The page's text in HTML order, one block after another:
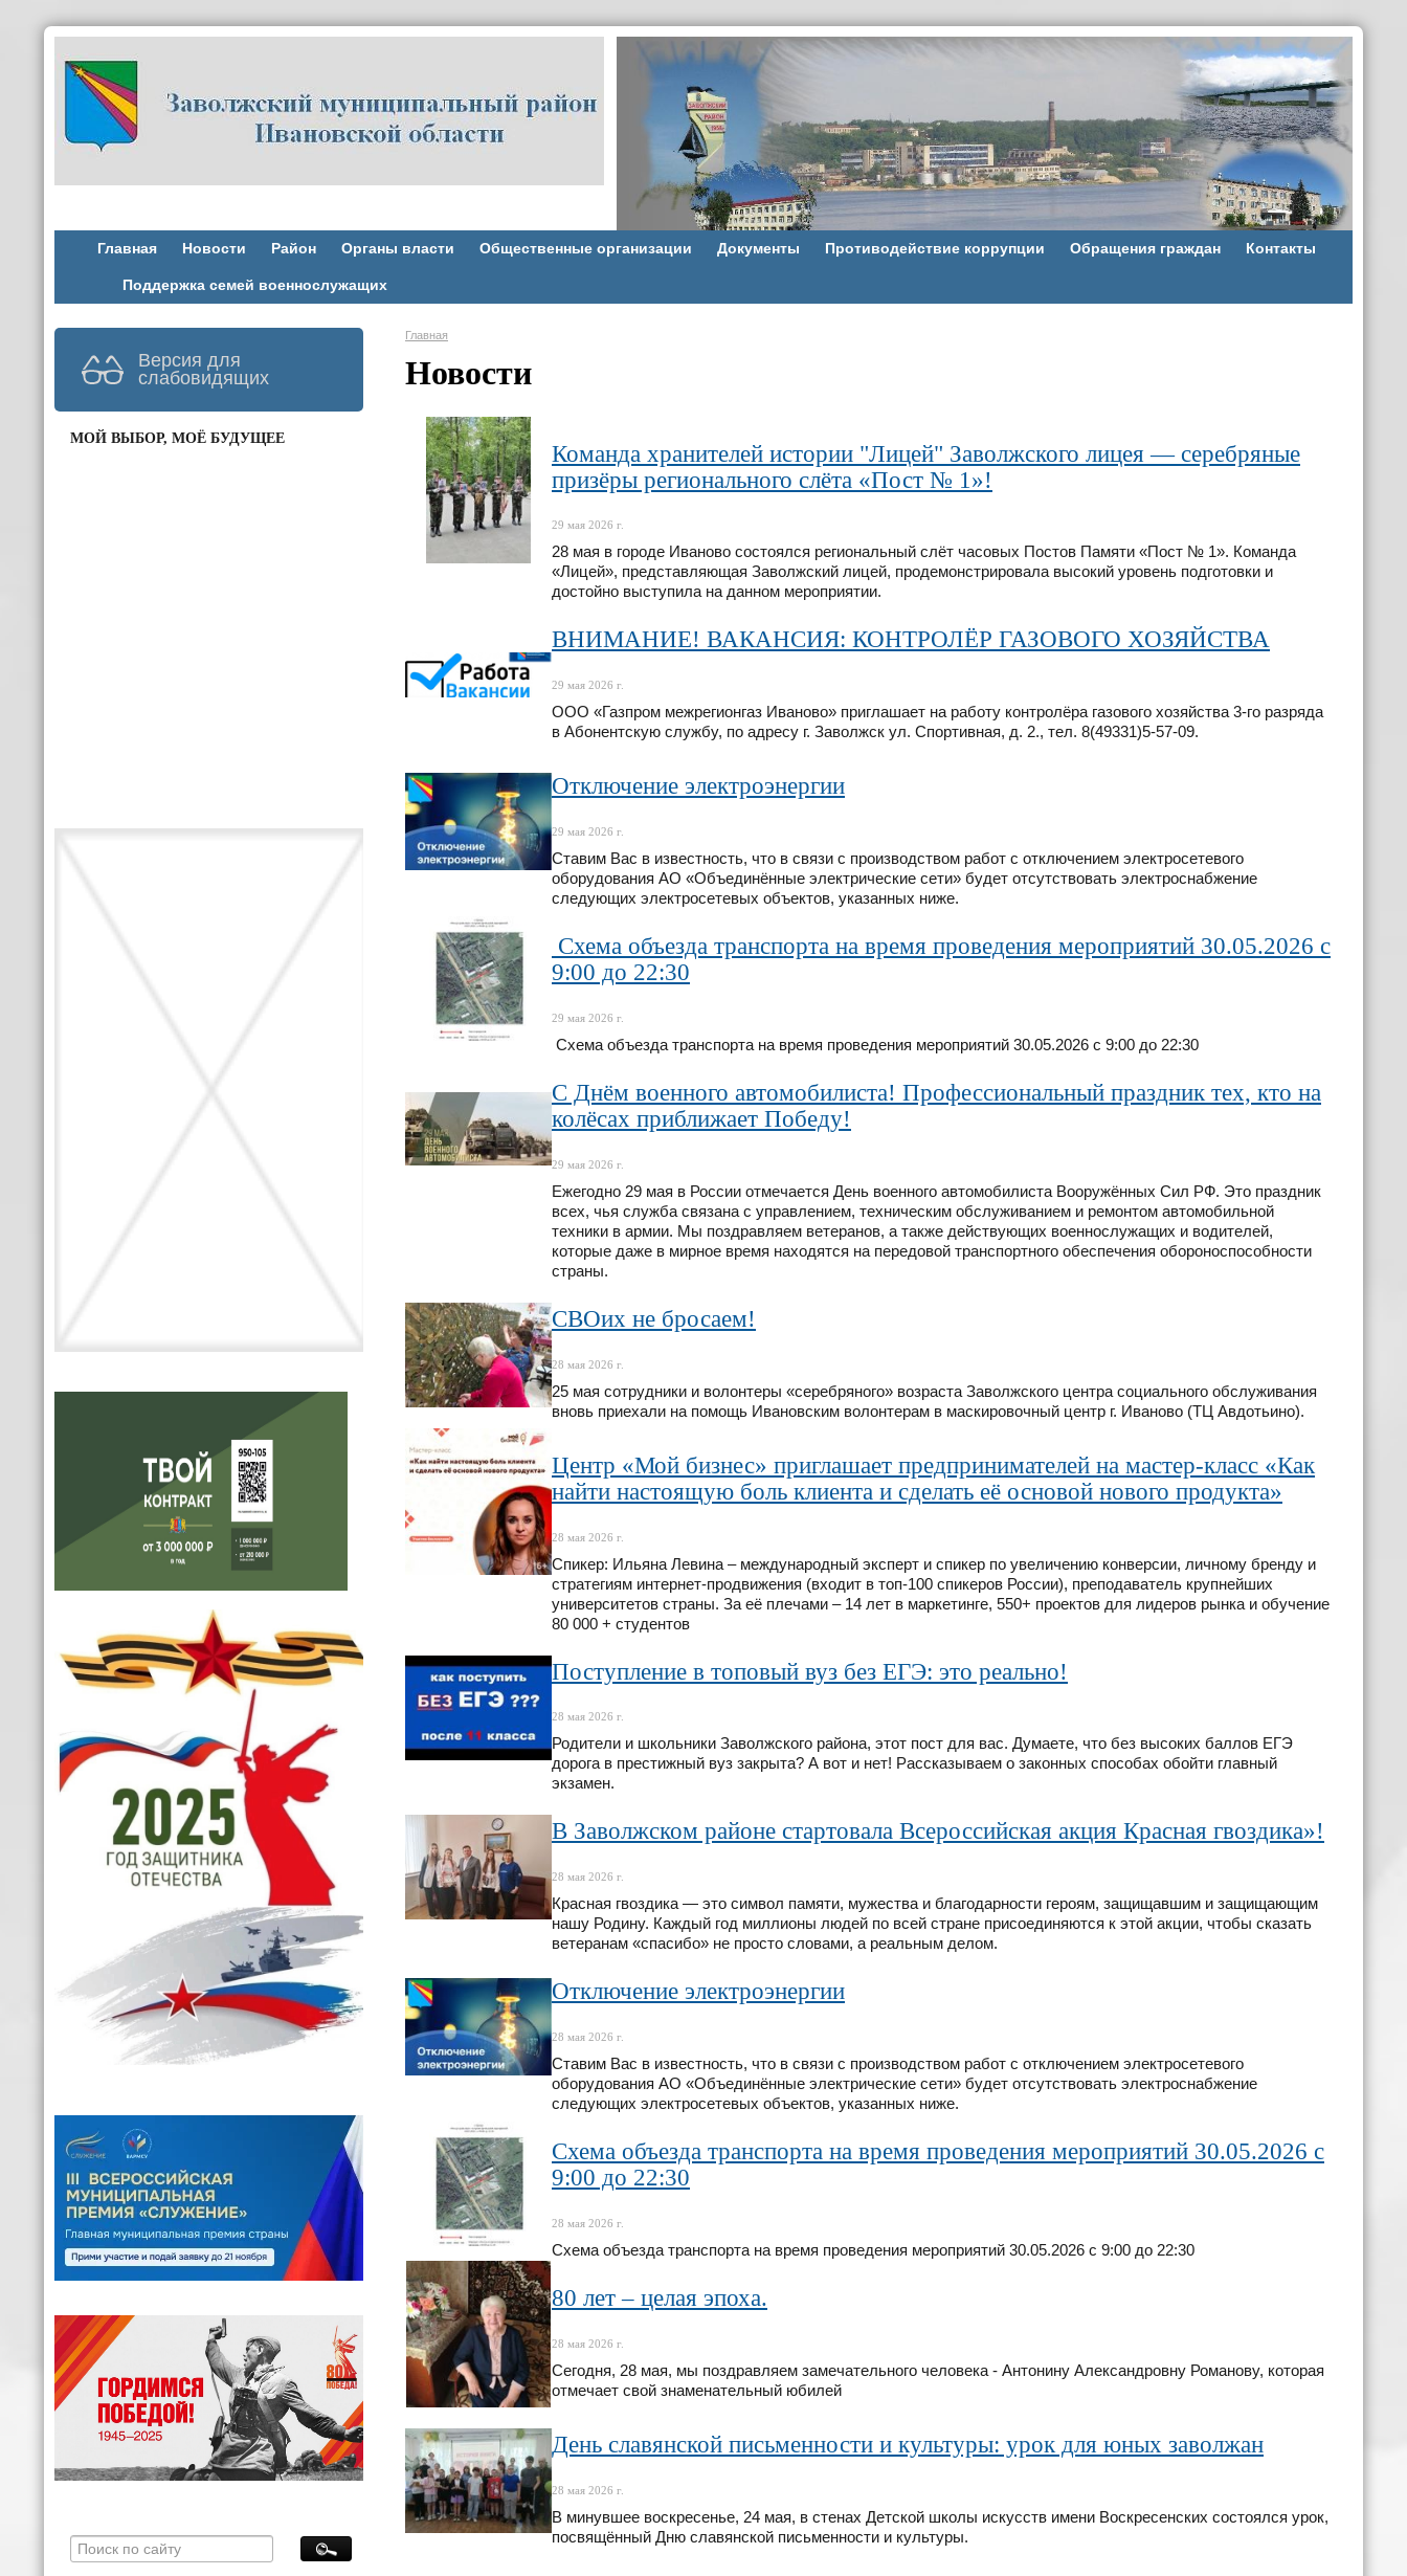
Главная Новости Район Органы власти Общественные организации Документы Противодействие коррупции Обращения граждан Контакты
Поддержка семей военнослужащих
Версия для
слабовидящих
МОЙ ВЫБОР, МОЁ БУДУЩЕЕ
Главная
Новости
Команда хранителей истории "Лицей" Заволжского лицея — серебряные
призёры регионального слёта «Пост № 1»!
29 мая 2026 г.
28 мая в городе Иваново состоялся региональный слёт часовых Постов Памяти «Пост № 1». Команда
«Лицей», представляющая Заволжский лицей, продемонстрировала высокий уровень подготовки и
достойно выступила на данном мероприятии.
ВНИМАНИЕ! ВАКАНСИЯ: КОНТРОЛЁР ГАЗОВОГО ХОЗЯЙСТВА
29 мая 2026 г.
ООО «Газпром межрегионгаз Иваново» приглашает на работу контролёра газового хозяйства 3-го разряда
в Абонентскую службу, по адресу г. Заволжск ул. Спортивная, д. 2., тел. 8(49331)5-57-09.
Отключение электроэнергии
29 мая 2026 г.
Ставим Вас в известность, что в связи с производством работ с отключением электросетевого
оборудования АО «Объединённые электрические сети» будет отсутствовать электроснабжение
следующих электросетевых объектов, указанных ниже.
Схема объезда транспорта на время проведения мероприятий 30.05.2026 с
9:00 до 22:30
29 мая 2026 г.
Схема объезда транспорта на время проведения мероприятий 30.05.2026 с 9:00 до 22:30
С Днём военного автомобилиста! Профессиональный праздник тех, кто на
колёсах приближает Победу!
29 мая 2026 г.
Ежегодно 29 мая в России отмечается День военного автомобилиста Вооружённых Сил РФ. Это праздник
всех, чья служба связана с управлением, техническим обслуживанием и ремонтом автомобильной
техники в армии. Мы поздравляем ветеранов, а также действующих военнослужащих и водителей,
которые даже в мирное время находятся на передовой транспортного обеспечения обороноспособности
страны.
СВОих не бросаем!
28 мая 2026 г.
25 мая сотрудники и волонтеры «серебряного» возраста Заволжского центра социального обслуживания
вновь приехали на помощь Ивановским волонтерам в маскировочный центр г. Иваново (ТЦ Авдотьино).
Центр «Мой бизнес» приглашает предпринимателей на мастер-класс «Как
найти настоящую боль клиента и сделать её основой нового продукта»
28 мая 2026 г.
Спикер: Ильяна Левина – международный эксперт и спикер по увеличению конверсии, личному бренду и
стратегиям интернет-продвижения (входит в топ-100 спикеров России), преподаватель крупнейших
университетов страны. За её плечами – 14 лет в маркетинге, 550+ проектов для лидеров рынка и обучение
80 000 + студентов
Поступление в топовый вуз без ЕГЭ: это реально!
28 мая 2026 г.
Родители и школьники Заволжского района, этот пост для вас. Думаете, что без высоких баллов ЕГЭ
дорога в престижный вуз закрыта? А вот и нет! Рассказываем о законных способах обойти главный
экзамен.
В Заволжском районе стартовала Всероссийская акция Красная гвоздика»!
28 мая 2026 г.
Красная гвоздика — это символ памяти, мужества и благодарности героям, защищавшим и защищающим
нашу Родину. Каждый год миллионы людей по всей стране присоединяются к этой акции, чтобы сказать
ветеранам «спасибо» не просто словами, а реальным делом.
Отключение электроэнергии
28 мая 2026 г.
Ставим Вас в известность, что в связи с производством работ с отключением электросетевого
оборудования АО «Объединённые электрические сети» будет отсутствовать электроснабжение
следующих электросетевых объектов, указанных ниже.
Схема объезда транспорта на время проведения мероприятий 30.05.2026 с
9:00 до 22:30
28 мая 2026 г.
Схема объезда транспорта на время проведения мероприятий 30.05.2026 с 9:00 до 22:30
80 лет – целая эпоха.
28 мая 2026 г.
Сегодня, 28 мая, мы поздравляем замечательного человека - Антонину Александровну Романову, которая
отмечает свой знаменательный юбилей
День славянской письменности и культуры: урок для юных заволжан
28 мая 2026 г.
В минувшее воскресенье, 24 мая, в стенах Детской школы искусств имени Воскресенских состоялся урок,
посвящённый Дню славянской письменности и культуры.